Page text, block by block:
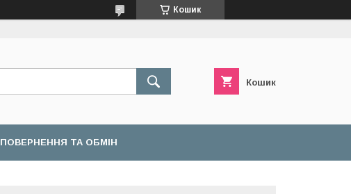
Кошик
Кошик
ПОВЕРНЕННЯ ТА ОБМІН